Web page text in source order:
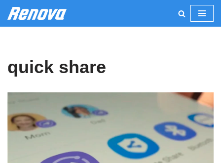
Pular
conteúdo
quick share